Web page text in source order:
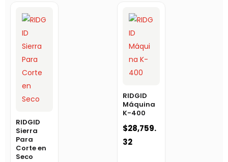
RIDGID
Sierra
Para
Corte en
Seco
RIDGID
Máquina
K-400
$28,759.
32